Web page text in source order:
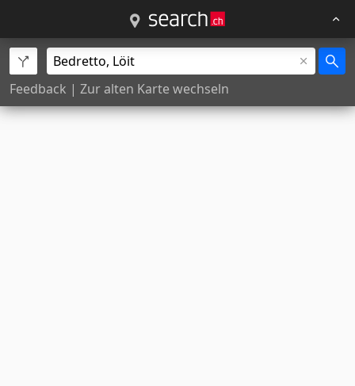
Feedback | Zur alten Karte wechseln